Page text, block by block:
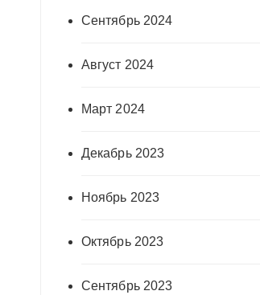
Сентябрь 2024
Август 2024
Март 2024
Декабрь 2023
Ноябрь 2023
Октябрь 2023
Сентябрь 2023